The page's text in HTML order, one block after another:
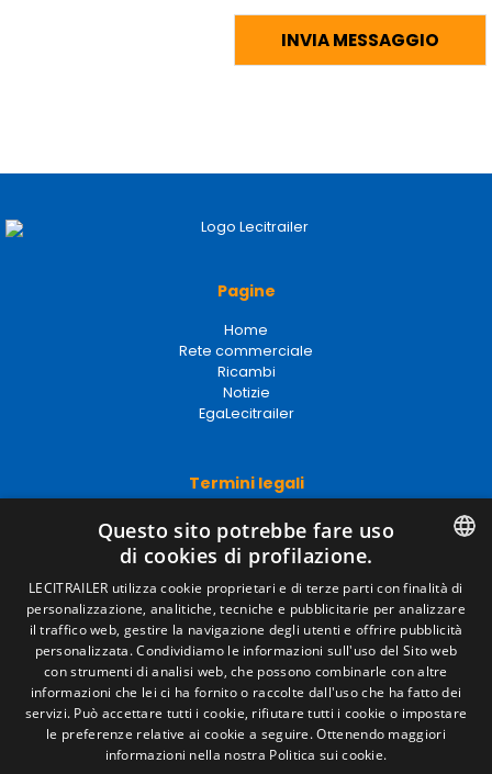
Pagine
Home
Rete commerciale
Ricambi
Notizie
EgaLecitrailer
Termini legali
Avviso legale
Politiche sulla privacy
Politica sui cookie
Condizioni generali di vendita
Gestire i cookie
Contatto
Camino de los Huertos, S/N. Apdo 100 .
50620 - Casetas (Zaragoza) Spagna
SPANISH
ENGLISH
ITALIAN
PORTUGUESE
Questo sito potrebbe fare uso
di cookies di profilazione.
LECITRAILER utilizza cookie proprietari e di terze parti con finalità di
personalizzazione, analitiche, tecniche e pubblicitarie per analizzare
il traffico web, gestire la navigazione degli utenti e offrire pubblicità
personalizzata. Condividiamo le informazioni sull'uso del Sito web
con strumenti di analisi web, che possono combinarle con altre
informazioni che lei ci ha fornito o raccolte dall'uso che ha fatto dei
servizi. Può accettare tutti i cookie, rifiutare tutti i cookie o impostare
le preferenze relative ai cookie a seguire. Ottenendo maggiori
informazioni nella nostra Politica sui cookie.